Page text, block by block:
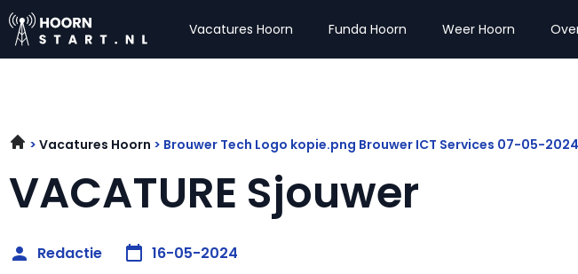
Vacatures Hoorn Funda Hoorn Weer Hoorn
Vacatures Hoorn Brouwer Tech Logo kopie.png Brouwer ICT Services 07-05-2024
VACATURE Sjouwer
Redactie 16-05-2024